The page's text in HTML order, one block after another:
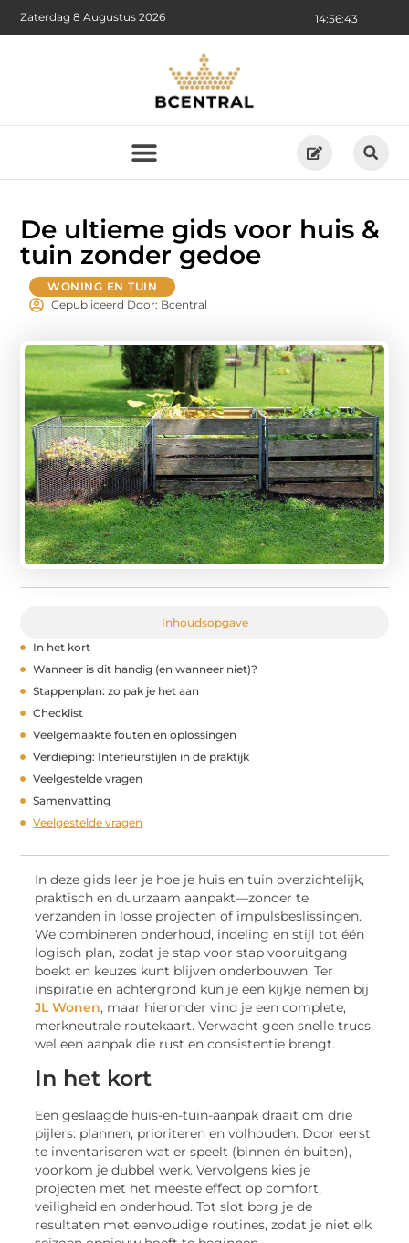
14:56:45
Zaterdag 8 Augustus 2026
De ultieme gids voor huis &
tuin zonder gedoe
WONING EN TUIN
Gepubliceerd Door: Bcentral
Inhoudsopgave
In het kort
Wanneer is dit handig (en wanneer niet)?
Stappenplan: zo pak je het aan
Checklist
Veelgemaakte fouten en oplossingen
Verdieping: Interieurstijlen in de praktijk
Veelgestelde vragen
Samenvatting
Veelgestelde vragen
In deze gids leer je hoe je huis en tuin overzichtelijk,
praktisch en duurzaam aanpakt—zonder te
verzanden in losse projecten of impulsbeslissingen.
We combineren onderhoud, indeling en stijl tot één
logisch plan, zodat je stap voor stap vooruitgang
boekt en keuzes kunt blijven onderbouwen. Ter
inspiratie en achtergrond kun je een kijkje nemen bij
JL Wonen, maar hieronder vind je een complete,
merkneutrale routekaart. Verwacht geen snelle trucs,
wel een aanpak die rust en consistentie brengt.
In het kort
Een geslaagde huis-en-tuin-aanpak draait om drie
pijlers: plannen, prioriteren en volhouden. Door eerst
te inventariseren wat er speelt (binnen én buiten),
voorkom je dubbel werk. Vervolgens kies je
projecten met het meeste effect op comfort,
veiligheid en onderhoud. Tot slot borg je de
resultaten met eenvoudige routines, zodat je niet elk